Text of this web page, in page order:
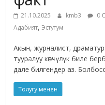
21.10.2025 kmb3 0
Адабият,Эстутум
Акын, журналист,
тууралуу көпчүлүк биле
дале билгендер аз.
Толугу менен